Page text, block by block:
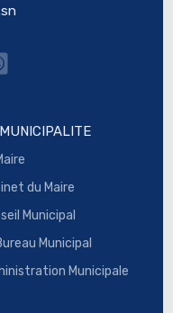
du Maire
Municipal
Municipal
Municipale